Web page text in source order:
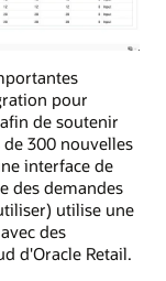
pour
de soutenir
300 nouvelles
interface de
des demandes
utilise une
des
d'Oracle Retail.